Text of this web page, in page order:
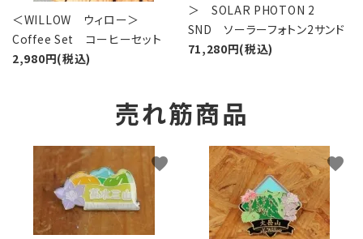
＜WILLOW ウィロー＞
Coffee Set コーヒーセット
2,980円(税込)
＞ SOLAR PHOTON 2
SND ソーラーフォトン2サンド
71,280円(税込)
売れ筋商品
favorite favorite